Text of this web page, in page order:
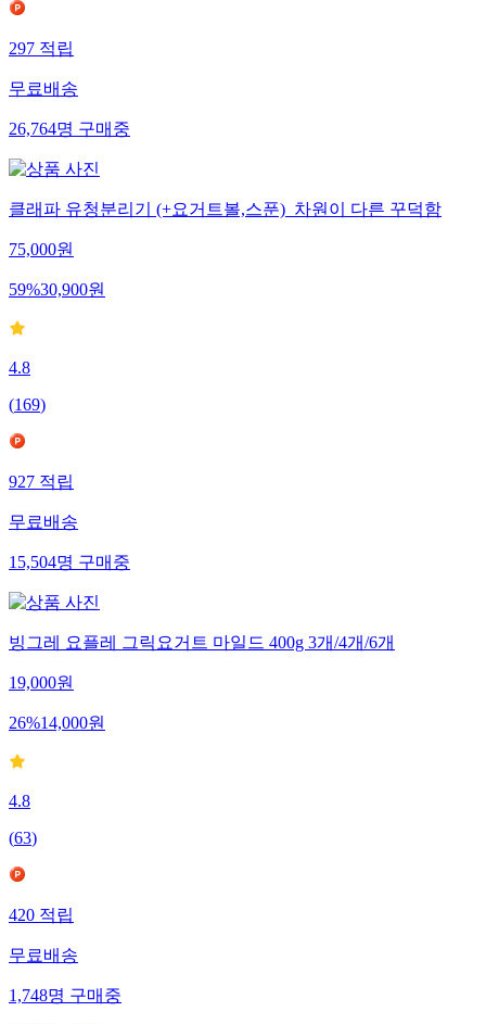
297적립
무료배송
26,764명구매중
클래파 유청분리기 (+요거트볼,스푼)_차원이 다른 꾸덕함
75,000원
59%30,900원
4.8
(169)
927적립
무료배송
15,504명구매중
빙그레 요플레 그릭요거트 마일드 400g 3개/4개/6개
19,000원
26%14,000원
4.8
(63)
420적립
무료배송
1,748명구매중